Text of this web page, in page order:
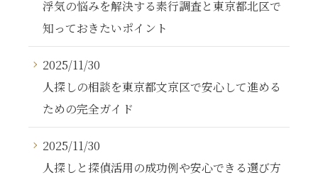
浮気の悩みを解決する素行調査と東京都北区で
知っておきたいポイント
2025/11/30
人探しの相談を東京都文京区で安心して進める
ための完全ガイド
2025/11/30
人探しと探偵活用の成功例や安心できる選び方